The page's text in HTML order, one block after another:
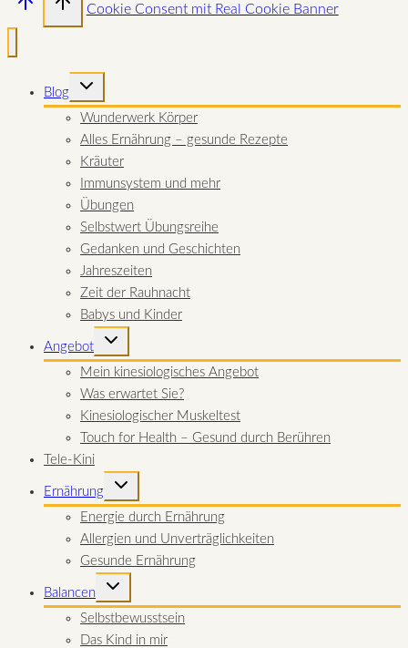
Cookie Consent mit Real Cookie Banner
Blog
UNTERMENÜ
Wunderwerk Körper
Alles Ernährung – gesunde Rezepte
Kräuter
Immunsystem und mehr
Übungen
Selbstwert Übungsreihe
Gedanken und Geschichten
Jahreszeiten
Zeit der Rauhnacht
Babys und Kinder
Angebot
UNTERMENÜ
Mein kinesiologisches Angebot
Was erwartet Sie?
Kinesiologischer Muskeltest
Touch for Health – Gesund durch Berühren
Tele-Kini
Ernährung
UNTERMENÜ
Energie durch Ernährung
Allergien und Unverträglichkeiten
Gesunde Ernährung
Balancen
UNTERMENÜ
Selbstbewusstsein
Das Kind in mir